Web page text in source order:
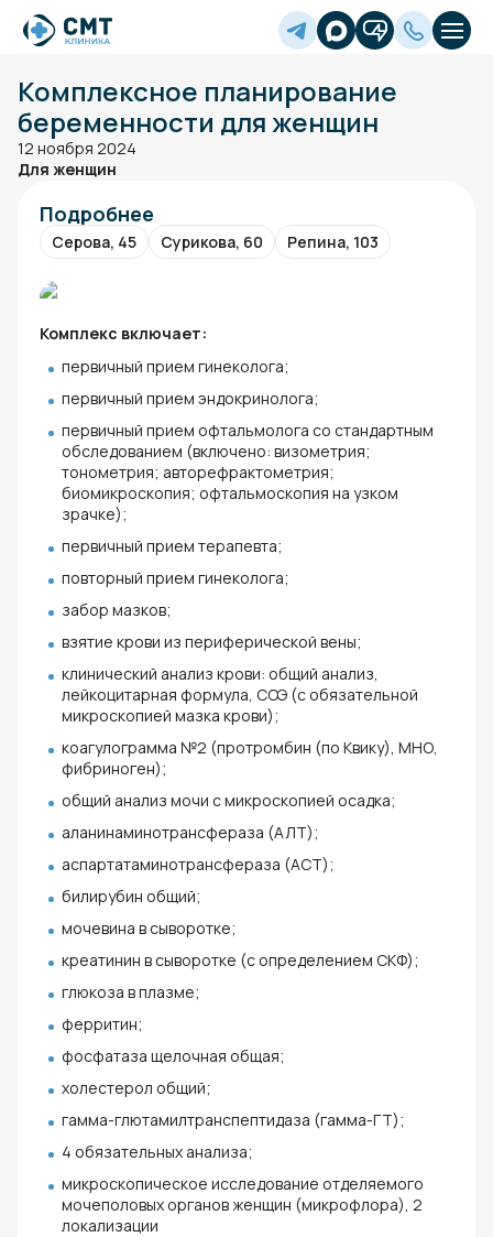
Комплексное планирование
беременности для женщин
12 ноября 2024
Для женщин
Подробнее
Серова, 45 Сурикова, 60 Репина, 103
Комплекс включает:
первичный прием гинеколога;
первичный прием эндокринолога;
первичный прием офтальмолога со стандартным
обследованием (включено: визометрия;
тонометрия; авторефрактометрия;
биомикроскопия; офтальмоскопия на узком
зрачке);
первичный прием терапевта;
повторный прием гинеколога;
забор мазков;
взятие крови из периферической вены;
клинический анализ крови: общий анализ,
лейкоцитарная формула, СОЭ (с обязательной
микроскопией мазка крови);
коагулограмма №2 (протромбин (по Квику), МНО,
фибриноген);
общий анализ мочи с микроскопией осадка;
аланинаминотрансфераза (АЛТ);
аспартатаминотрансфераза (АСТ);
билирубин общий;
мочевина в сыворотке;
креатинин в сыворотке (с определением СКФ);
глюкоза в плазме;
ферритин;
фосфатаза щелочная общая;
холестерол общий;
гамма-глютамилтранспептидаза (гамма-ГТ);
4 обязательных анализа;
микроскопическое исследование отделяемого
мочеполовых органов женщин (микрофлора), 2
локализации